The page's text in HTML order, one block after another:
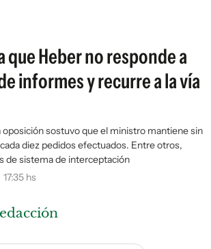
que Heber no responde a
informes y recurre a la vía
oposición sostuvo que el ministro mantiene sin
diez pedidos efectuados. Entre otros,
de sistema de interceptación
17:35 hs